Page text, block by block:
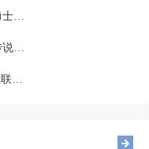
地下城与勇士该怎么玩（地下城与勇士怎么玩儿）
炉石传说巫妖王怎么打卡组（炉石传说巫妖王打法）
英雄联盟无限火力ez怎么出装（英雄联盟ez无限火力出装2020）